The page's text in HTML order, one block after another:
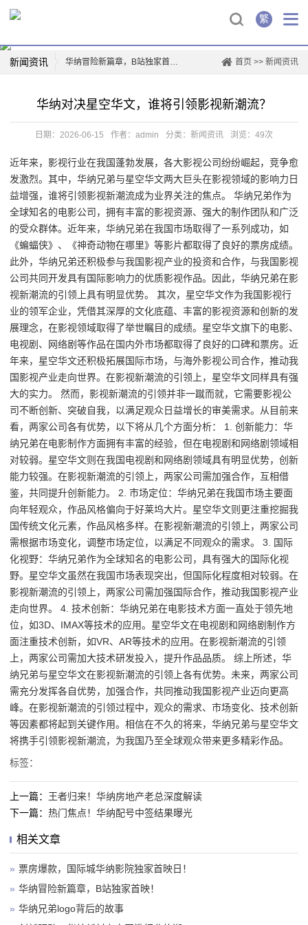
繁
新闻资讯 华纳冒险新篇章，B站独家首映！
创新驱动，华纳新材上市再掀行业热潮
薛凯琪华纳解约，背后真相曝光！
一票难求！博格华纳电影盛宴即将开演
惊喜连连，山东华纳带你玩转四季
票房爆款，国际城华纳影院独家首映日！
首页 >> 新闻资讯
华纳对决星空华文，谁将引领影视新潮流？
日期：2026-06-15 作者：admin 分类： 新闻资讯 浏览：49次
近年来，影视行业在我国蓬勃发展，各大影视公司纷纷崛起，竞争愈
发激烈。其中，华纳兄弟与星空华文两大巨头在影视领域的影响力日
益增强，谁将引领影视新潮流成为业界关注的焦点。 华纳兄弟作为
全球知名的电影公司，拥有丰富的影视资源、强大的制作团队和广泛
的受众群体。近年来，华纳兄弟在我国市场取得了一系列成功，如
《蝙蝠侠》、《神奇动物在哪里》等影片都取得了良好的票房成绩。
此外，华纳兄弟还积极参与我国影视产业的投资和合作，与我国影视
公司共同开发具有国际影响力的优质影视作品。因此，华纳兄弟在影
视新潮流的引领上具有明显优势。 其次，星空华文作为我国影视行
业的领军企业，凭借其深厚的文化底蕴、丰富的影视资源和创新的发
展理念，在影视领域取得了举世瞩目的成绩。星空华文旗下的电影、
电视剧、网络剧等作品在国内外市场都取得了良好的口碑和票房。近
年来，星空华文还积极拓展国际市场，与海外影视公司合作，推动我
国影视产业走向世界。在影视新潮流的引领上，星空华文同样具有强
大的实力。 然而，影视新潮流的引领并非一蹴而就，它需要影视公
司不断创新、突破自我，以满足观众日益增长的审美需求。从目前来
看，两家公司各有优势，以下将从几个方面分析： 1. 创新能力：华
纳兄弟在电影制作方面拥有丰富的经验，但在电视剧和网络剧领域相
对较弱。星空华文则在我国电视剧和网络剧领域具有明显优势，创新
能力较强。在影视新潮流的引领上，两家公司需加强合作，互相借
鉴，共同提升创新能力。 2. 市场定位：华纳兄弟在我国市场主要面
向年轻观众，作品风格偏向于好莱坞大片。星空华文则更注重挖掘我
国传统文化元素，作品风格多样。在影视新潮流的引领上，两家公司
需根据市场变化，调整市场定位，以满足不同观众的需求。 3. 国际
化视野：华纳兄弟作为全球知名的电影公司，具有强大的国际化视
野。星空华文虽然在我国市场表现突出，但国际化程度相对较弱。在
影视新潮流的引领上，两家公司需加强国际合作，推动我国影视产业
走向世界。 4. 技术创新：华纳兄弟在电影技术方面一直处于领先地
位，如3D、IMAX等技术的应用。星空华文在电视剧和网络剧制作方
面注重技术创新，如VR、AR等技术的应用。在影视新潮流的引领
上，两家公司需加大技术研发投入，提升作品品质。 综上所述，华
纳兄弟与星空华文在影视新潮流的引领上各有优势。未来，两家公司
需充分发挥各自优势，加强合作，共同推动我国影视产业迈向更高
峰。在影视新潮流的引领过程中，观众的需求、市场变化、技术创新
等因素都将起到关键作用。相信在不久的将来，华纳兄弟与星空华文
将携手引领影视新潮流，为我国乃至全球观众带来更多精彩作品。
标签：
上一篇： 王者归来！华纳房地产老总深度解读
下一篇： 热门焦点！华纳配号中签结果曝光
相关文章
» 票房爆款，国际城华纳影院独家首映日！
» 华纳冒险新篇章，B站独家首映！
» 华纳兄弟logo背后的故事